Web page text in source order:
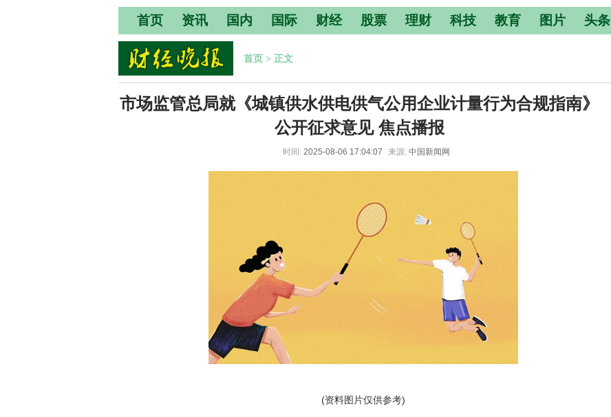
首页 资讯 国内 国际 财经 股票 理财 科技 教育 图片 头条
首页> 正文
市场监管总局就《城镇供水供电供气公用企业计量行为合规指南》
公开征求意见 焦点播报
时间: 2025-08-06 17:04:07 来源: 中国新闻网
(资料图片仅供参考)